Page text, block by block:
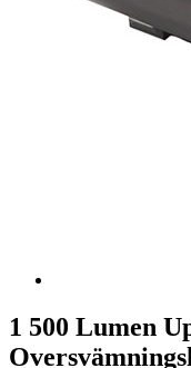
1 500 Lumen